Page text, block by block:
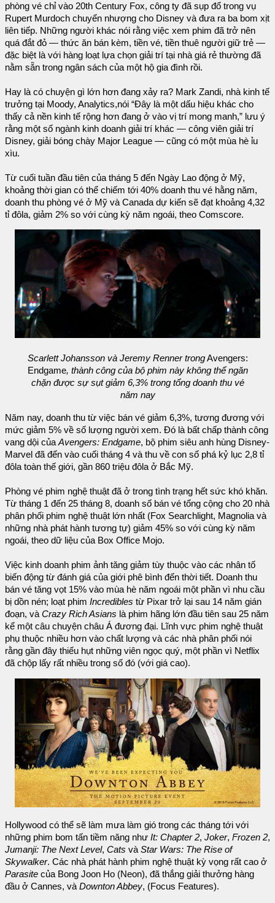
phòng vé chỉ vào 20th Century Fox, công ty đã sụp đổ trong vụ
Rupert Murdoch chuyển nhượng cho Disney và đưa ra ba bom xịt
liên tiếp. Những người khác nói rằng việc xem phim đã trở nên
quá đắt đỏ — thức ăn bán kèm, tiền vé, tiền thuê người giữ trẻ —
đặc biệt là với hàng loạt lựa chọn giải trí tại nhà giá rẻ thường đã
nằm sẵn trong ngân sách của một hộ gia đình rồi.
Hay là có chuyện gì lớn hơn đang xảy ra? Mark Zandi, nhà kinh tế
trưởng tại Moody, Analytics,nói “Đây là một dấu hiệu khác cho
thấy cả nền kinh tế rộng hơn đang ở vào vị trí mong manh,” lưu ý
rằng một số ngành kinh doanh giải trí khác — công viên giải trí
Disney, giải bóng chày Major League — cũng có một mùa hè ỉu
xìu.
Từ cuối tuần đầu tiên của tháng 5 đến Ngày Lao động ở Mỹ,
khoảng thời gian có thể chiếm tới 40% doanh thu vé hằng năm,
doanh thu phòng vé ở Mỹ và Canada dự kiến sẽ đạt khoảng 4,32
tỉ đôla, giảm 2% so với cùng kỳ năm ngoái, theo Comscore.
Scarlett Johansson và Jeremy Renner trongAvengers:
Endgame, thành công của bộ phim này không thể ngăn
chặn được sự sụt giảm 6,3% trong tổng doanh thu vé
năm nay
Năm nay, doanh thu từ việc bán vé giảm 6,3%, tương đương với
mức giảm 5% về số lượng người xem. Đó là bất chấp thành công
vang dội của Avengers: Endgame, bộ phim siêu anh hùng Disney-
Marvel đã đến vào cuối tháng 4 và thu về con số phá kỷ lục 2,8 tỉ
đôla toàn thế giới, gần 860 triệu đôla ở Bắc Mỹ.
Phòng vé phim nghệ thuật đã ở trong tình trạng hết sức khó khăn.
Từ tháng 1 đến 25 tháng 8, doanh số bán vé tổng cộng cho 20 nhà
phân phối phim nghệ thuật lớn nhất (Fox Searchlight, Magnolia và
những nhà phát hành tương tự) giảm 45% so với cùng kỳ năm
ngoái, theo dữ liệu của Box Office Mojo.
Việc kinh doanh phim ảnh tăng giảm tùy thuộc vào các nhân tố
biến động từ đánh giá của giới phê bình đến thời tiết. Doanh thu
bán vé tăng vọt 15% vào mùa hè năm ngoái một phần vì nhu cầu
bị dồn nén; loạt phim Incredibles từ Pixar trở lại sau 14 năm gián
đoạn, và Crazy Rich Asians là phim hãng lớn đầu tiên sau 25 năm
kể một câu chuyện châu Á đương đại. Lĩnh vực phim nghệ thuật
phụ thuộc nhiều hơn vào chất lượng và các nhà phân phối nói
rằng gần đây thiếu hụt những viên ngọc quý, một phần vì Netflix
đã chộp lấy rất nhiều trong số đó (với giá cao).
Hollywood có thể sẽ làm mưa làm gió trong các tháng tới với
những phim bom tấn tiềm năng như It: Chapter 2, Joker, Frozen 2,
Jumanji: The Next Level, Cats vàStar Wars: The Rise of
Skywalker. Các nhà phát hành phim nghệ thuật kỳ vọng rất cao ở
Parasite của Bong Joon Ho (Neon), đã thắng giải thưởng hàng
đầu ở Cannes, vàDownton Abbey, (Focus Features).